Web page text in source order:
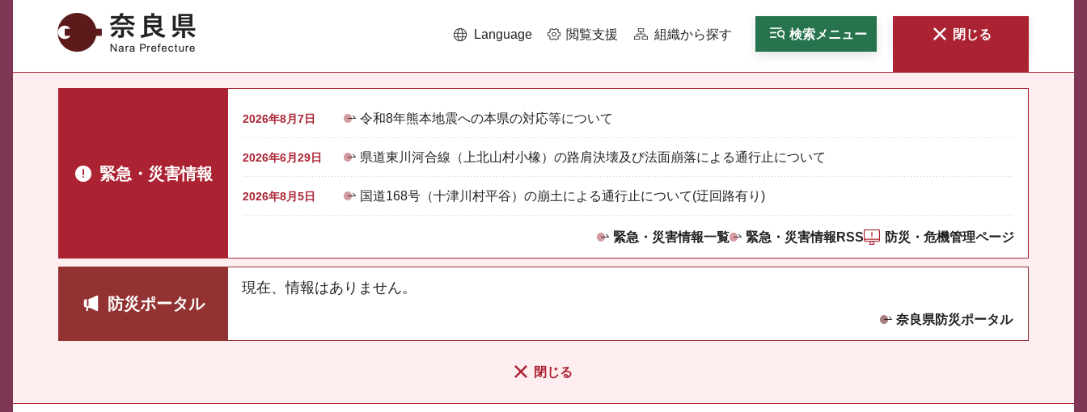
奈良県 Language 閲覧支援 組織から探す 検索メニュー 閉じる
緊急・災害情報
2026年8月7日 令和8年熊本地震への本県の対応等について
2026年6月29日 県道東川河合線（上北山村小橡）の路肩決壊及び法面崩落による通行止について
2026年8月5日 国道168号（十津川村平谷）の崩土による通行止について(迂回路有り)
緊急・災害情報一覧 緊急・災害情報RSS 防災・危機管理ページ
防災ポータル
現在、情報はありません。
奈良県防災ポータル
閉じる